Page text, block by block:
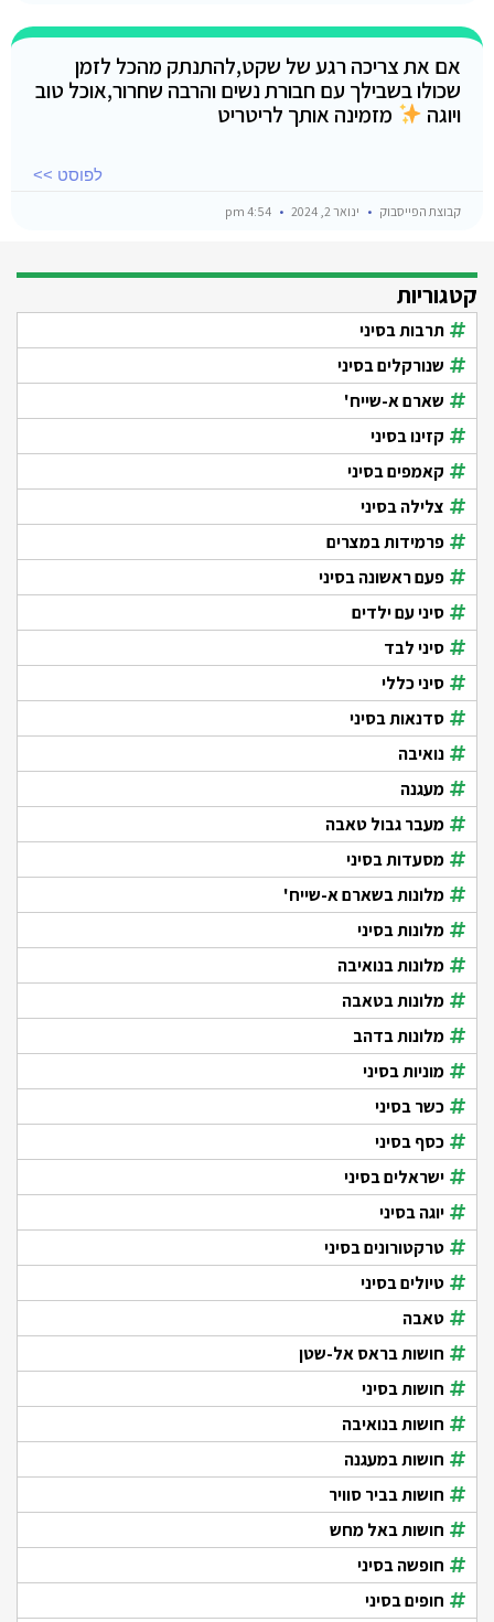
אם את צריכה רגע של שקט,להתנתק מהכל לזמן
שכולו בשבילך עם חבורת נשים והרבה שחרור,אוכל טוב
ויוגה
מזמינה אותך לריטריט
לפוסט >>
קבוצת הפייסבוק ינואר 2, 2024
קטגוריות
תרבות בסיני
שנורקלים בסיני
שארם א-שייח'
קזינו בסיני
קאמפים בסיני
צלילה בסיני
פרמידות במצרים
פעם ראשונה בסיני
סיני עם ילדים
סיני לבד
סיני כללי
סדנאות בסיני
נואיבה
מעגנה
מעבר גבול טאבה
מסעדות בסיני
מלונות בשארם א-שייח'
מלונות בסיני
מלונות בנואיבה
מלונות בטאבה
מלונות בדהב
מוניות בסיני
כשר בסיני
כסף בסיני
ישראלים בסיני
יוגה בסיני
טרקטורונים בסיני
טיולים בסיני
טאבה
חושות בראס אל-שטן
חושות בסיני
חושות בנואיבה
חושות במעגנה
חושות בביר סוויר
חושות באל מחש
חופשה בסיני
חופים בסיני